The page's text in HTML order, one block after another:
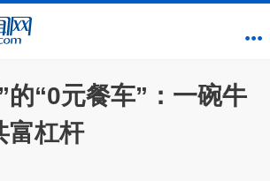
的“0元餐车”：一碗牛
富杠杆